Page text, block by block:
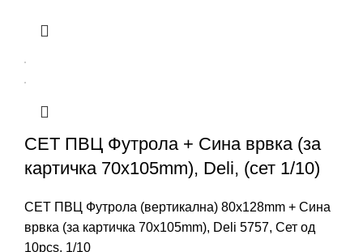
СЕТ ПВЦ Футрола + Сина врвка (за
картичка 70x105mm), Deli, (сет 1/10)
СЕТ ПВЦ Футрола (вертикална) 80x128mm + Сина
врвка (за картичка 70x105mm), Deli 5757, Сет од
10pcs, 1/10